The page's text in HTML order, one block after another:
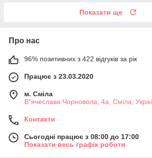
Показати ще
Про нас
96% позитивних з 422 відгуків за рік
Працює з 23.03.2020
м. Сміла
В"ячеслава Чорновола, 4а, Сміла,
Контакти
Сьогодні працює з 08:00 до 17:00
Показати весь графік роботи